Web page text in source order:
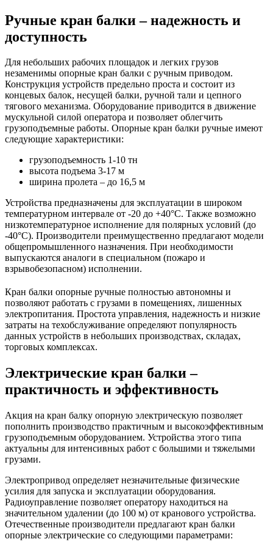
Ручные кран балки – надежность и
доступность
Для небольших рабочих площадок и легких грузов
незаменимы опорные кран балки с ручным приводом.
Конструкция устройств предельно проста и состоит из
концевых балок, несущей балки, ручной тали и цепного
тягового механизма. Оборудование приводится в движение
мускульной силой оператора и позволяет облегчить
грузоподъемные работы. Опорные кран балки ручные имеют
следующие характеристики:
грузоподъемность 1-10 тн
высота подъема 3-17 м
ширина пролета – до 16,5 м
Устройства предназначены для эксплуатации в широком
температурном интервале от -20 до +40°С. Также возможно
низкотемпературное исполнение для полярных условий (до
-40°С). Производители преимущественно предлагают модели
общепромышленного назначения. При необходимости
выпускаются аналоги в специальном (пожаро и
взрывобезопасном) исполнении.
Кран балки опорные ручные полностью автономны и
позволяют работать с грузами в помещениях, лишенных
электропитания. Простота управления, надежность и низкие
затраты на техобслуживание определяют популярность
данных устройств в небольших производствах, складах,
торговых комплексах.
Электрические кран балки –
практичность и эффективность
Акция на кран балку опорную электрическую позволяет
пополнить производство практичным и высокоэффективным
грузоподъемным оборудованием. Устройства этого типа
актуальны для интенсивных работ с большими и тяжелыми
грузами.
Электропривод определяет незначительные физические
усилия для запуска и эксплуатации оборудования.
Радиоуправление позволяет оператору находиться на
значительном удалении (до 100 м) от кранового устройства.
Отечественные производители предлагают кран балки
опорные электрические со следующими параметрами: